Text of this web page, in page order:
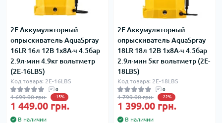
2E Аккумуляторный
опрыскиватель AquaSpray
16LR 16л 12В 1х8А·ч 4.5бар
2.9л·мин 4.9кг вольтметр
(2E-16LBS)
Код товара: 2E-16LBS
0
1 699.00 грн. -15%
1 449.00 грн.
В наличии
2E Аккумуляторный
опрыскиватель AquaSpray
18LR 18л 12В 1х8А·ч 4.5бар
2.9л·мин 5кг вольтметр (2E-
18LBS)
Код товара: 2E-18LBS
0
1 799.00 грн. -22%
1 399.00 грн.
В наличии